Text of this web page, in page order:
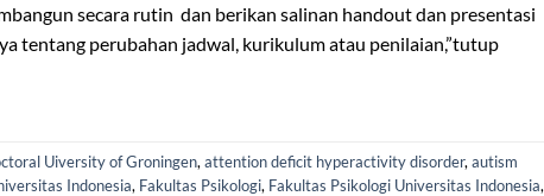
secara rutin dan berikan salinan handout dan presentasi
tentang perubahan jadwal, kurikulum atau penilaian,”tutup
Uiversity of Groningen, attention deficit hyperactivity disorder, autism
Indonesia, Fakultas Psikologi, Fakultas Psikologi Universitas Indonesia,